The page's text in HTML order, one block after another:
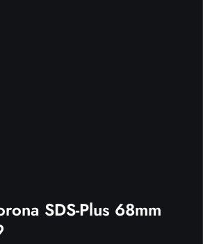
SDS-Plus 68mm